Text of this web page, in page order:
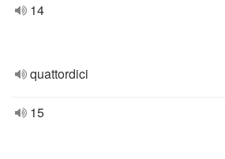
14
quattordici
15